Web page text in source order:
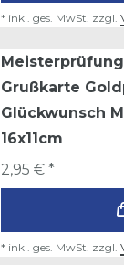
* inkl. ges. MwSt. zzgl.
Grußkarte
Glückwunsch
16x11cm
2,95 € *
* inkl. ges. MwSt. zzgl.